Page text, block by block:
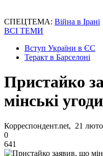
СПЕЦТЕМА: Війна в Ірані
ВСІ ТЕМИ
Вступ України в ЄС
Теракт в Барселоні
Пристайко
мінські
Корреспондент.net, 21
0
641